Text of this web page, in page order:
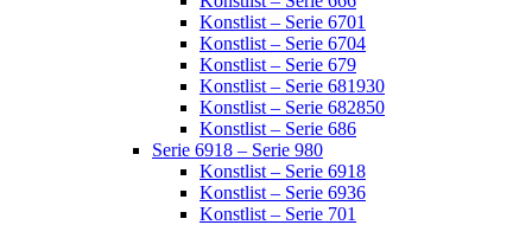
Konstlist – Serie 6701
Konstlist – Serie 6704
Konstlist – Serie 679
Konstlist – Serie 681930
Konstlist – Serie 682850
Konstlist – Serie 686
Serie 6918 – Serie 980
Konstlist – Serie 6918
Konstlist – Serie 6936
Konstlist – Serie 701